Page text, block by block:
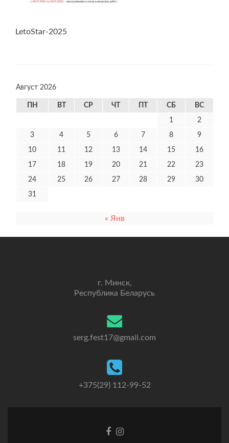
LetoStar-2025
Август 2026
ПН ВТ СР ЧТ СБ ВС
1 2
3 4 5 6 7 8 9
10 11 12 13 14 15 16
17 18 19 20 21 22 23
24 25 26 27 28 29 30
31
« Янв
г. Минск,
Республика Беларусь
serg.fest17@gmail.com
+375(29) 112-99-52
Facebook
Ссылка